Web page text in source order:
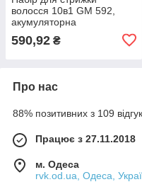
волосся 10в1 GM 592,
акумуляторна
590,92 ₴
Про нас
88% позитивних з 109
Працює з 27.11.2018
м. Одеса
rvk.od.ua, Одеса,